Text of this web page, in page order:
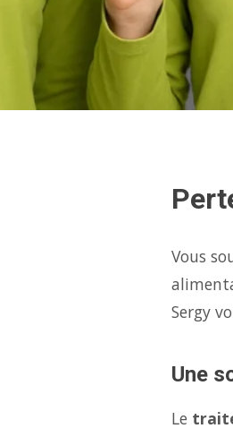
Vous
Sergy
Une
Le